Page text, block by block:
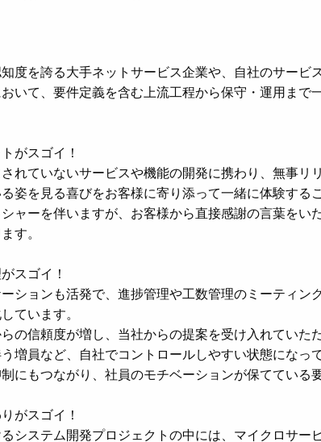
度を誇る大手ネットサービス企業や、自社のサービ
いて、要件定義を含む上流工程から保守・運用まで
がスゴイ！
れていないサービスや機能の開発に携わり、無事リ
姿を見る喜びをお客様に寄り添って一緒に体験する
ャーを伴いますが、お客様から直接感謝の言葉をい
す。
スゴイ！
ションも活発で、進捗管理や工数管理のミーティン
ています。
の信頼度が増し、当社からの提案を受け入れていた
増員など、自社でコントロールしやすい状態になって
にもつながり、社員のモチベーションが保てている
がスゴイ！
システム開発プロジェクトの中には、マイクロサー